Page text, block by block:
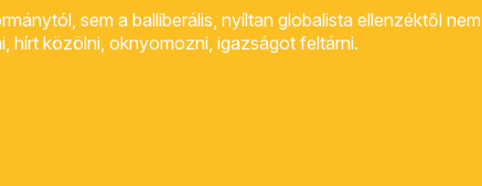
sem a balliberális, nyíltan globalista ellenzéktől nem
hírt közölni, oknyomozni, igazságot feltárni.